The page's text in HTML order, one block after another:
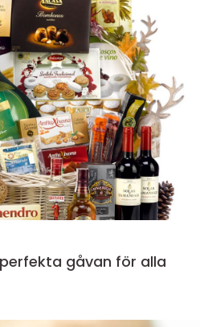
gåvan för alla